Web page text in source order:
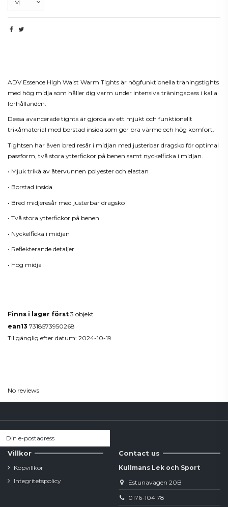
ADV Essence High Waist Warm Tights är högfunktionella träningstights
med hög midja som håller dig varm under intensiva träningspass i kalla
förhållanden.
Dessa avancerade tights är gjorda av ett mjukt och funktionellt
trikåmaterial med borstad insida som ger bra värme och hög komfort.
Tightsen har även bred resår i midjan med justerbar dragsko för optimal
passform, två stora ytterfickor på benen samt nyckelficka i midjan.
• Mjuk trikå av återvunnen polyester och elastan
• Borstad insida
• Bred midjeresår med justerbar dragsko
• Två stora ytterfickor på benen
• Nyckelficka i midjan
• Reflekterande detaljer
• Hög midja
Finns i lager först 3 objekt
ean13 7318573950268
Tillgänglig efter datum: 2024-10-19
No reviews
Villkor
Köpvillkor
Integritetspolicy
Contact us
Kullmans Lek och Sport
Estunavägen 20B
0176-104 78